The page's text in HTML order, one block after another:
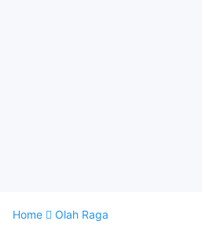
Home Olah Raga